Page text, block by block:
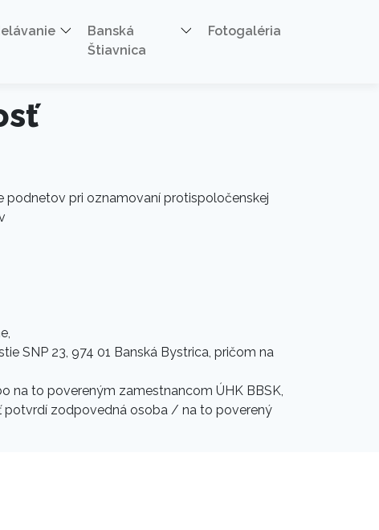
Banská
Štiavnica
Fotogaléria
podnetov pri oznamovaní protispoločenskej
SNP 23, 974 01 Banská Bystrica, pričom na
na to povereným zamestnancom ÚHK BBSK,
potvrdí zodpovedná osoba / na to poverený